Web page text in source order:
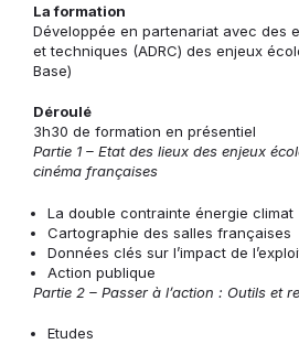
La formation
Développée en partenariat avec des
et techniques (ADRC) des enjeux
Base)
Déroulé
3h30 de formation en présentiel
Partie 1 – Etat des lieux des enjeux
cinéma françaises
La double contrainte énergie climat
Cartographie des salles françaises
Données clés sur l’impact de
Action publique
Partie 2 – Passer à l’action : Outils et
Etudes